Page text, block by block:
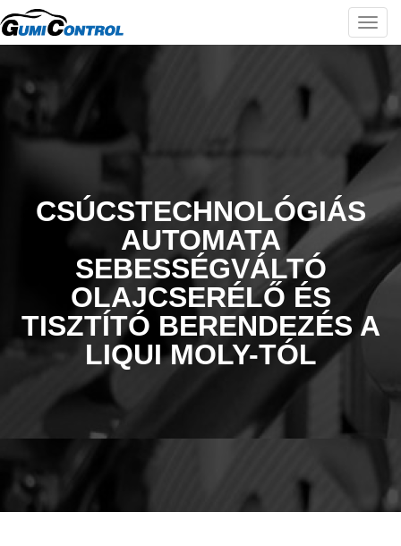
CSÚCSTECHNOLÓGIÁS
AUTOMATA
SEBESSÉGVÁLTÓ
OLAJCSERÉLŐ ÉS
TISZTÍTÓ BERENDEZÉS A
LIQUI MOLY-TÓL